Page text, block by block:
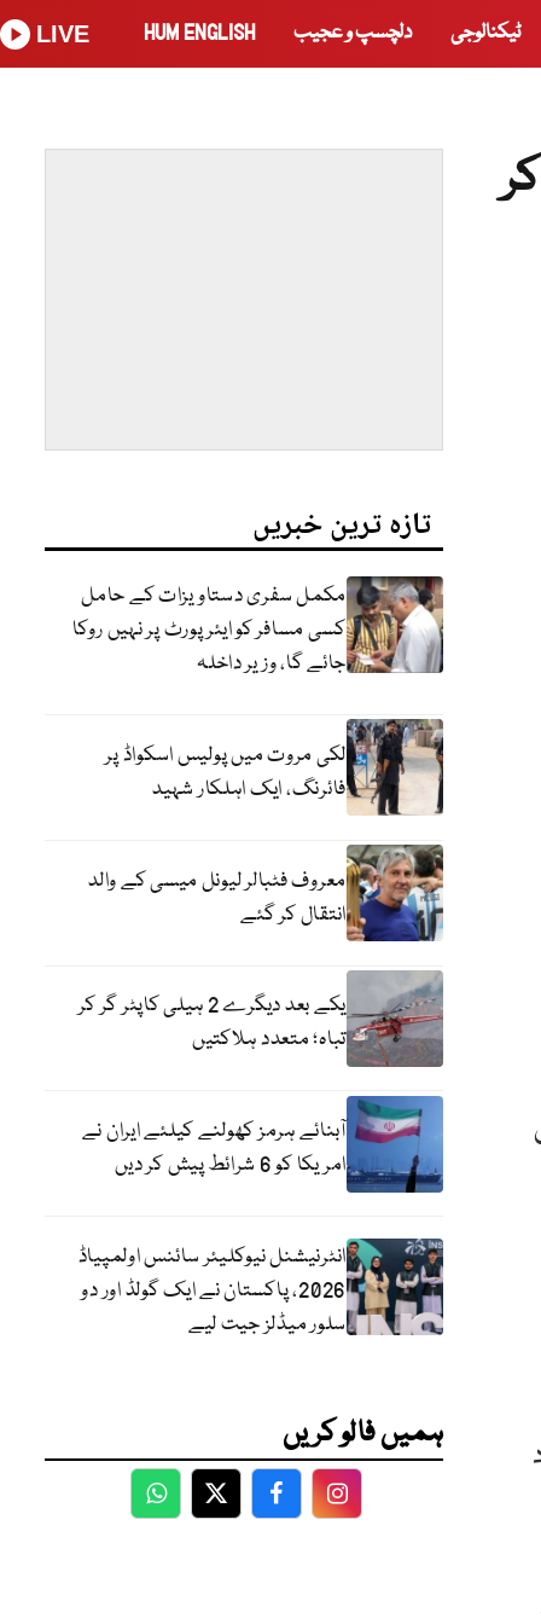
ٹیکنالوجی دلچسپ و عجیب HUM ENGLISH
LIVE
تازہ ترین خبریں
مکمل سفری دستاویزات کے حامل
کسی مسافر کو ایئرپورٹ پر نہیں روکا
جائے گا، وزیر داخلہ
لکی مروت میں پولیس اسکواڈ پر
فائرنگ، ایک اہلکار شہید
معروف فٹبالر لیونل میسی کے والد
انتقال کر گئے
یکے بعد دیگرے 2 ہیلی کاپٹر گر کر
تباہ؛ متعدد ہلاکتیں
آبنائے ہرمز کھولنے کیلئے ایران نے
امریکا کو 6 شرائط پیش کر دیں
انٹرنیشنل نیوکلیئر سائنس اولمپیاڈ
2026، پاکستان نے ایک گولڈ اور دو
سلور میڈلز جیت لیے
ہمیں فالو کریں
WhatsApp
TwitterFacebookFacebook